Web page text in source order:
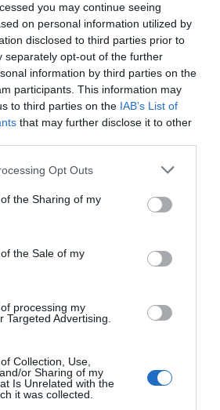
you may continue seeing
on personal information utilized by
disclosed to third parties prior to
separately opt-out of the further
information by third parties on the
participants. This information may
to third parties on the IAB’s List of
that may further disclose it to other
app uses one or more Google
or usage behaviour. You may click to
to Google and its third-party tags to
specified purposes in below Google
Opt Outs
the Sharing of my
the Sale of my
processing my
Targeted Advertising.
Collection, Use,
or Sharing of my
Is Unrelated with the
it was collected.
να μπαρκάρει…
από καλοκαίρια στην Άνδρο –
και την δεκαετία του 1970
η φωτογραφία γίνεται μνήμη
ΤΟΝ ΤΟΥΡΙΣΜΟ: Η φέρουσα
γενιά συναντά τη
ναυτοσύνη του νησιού
ΠΡΟΣΟΧΗ: Πολύ υψηλός
κίνδυνος πυρκαγιάς στις
Κυκλάδες